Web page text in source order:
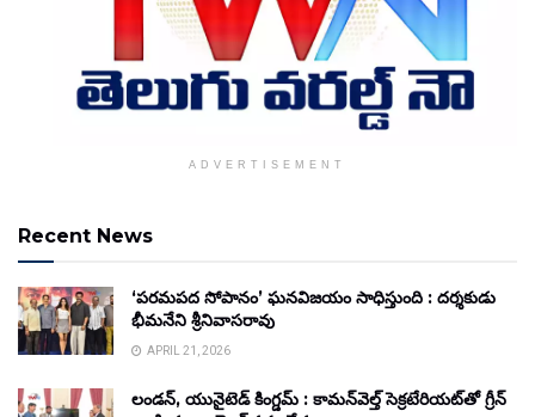
ADVERTISEMENT
Recent News
‘పరమపద సోపానం’ ఘనవిజయం సాధిస్తుంది : దర్శకుడు
భీమనేని శ్రీనివాసరావు
APRIL 21, 2026
లండన్, యునైటెడ్ కింగ్డమ్ : కామన్‌వెల్త్ సెక్రటేరియట్‌తో గ్రీన్